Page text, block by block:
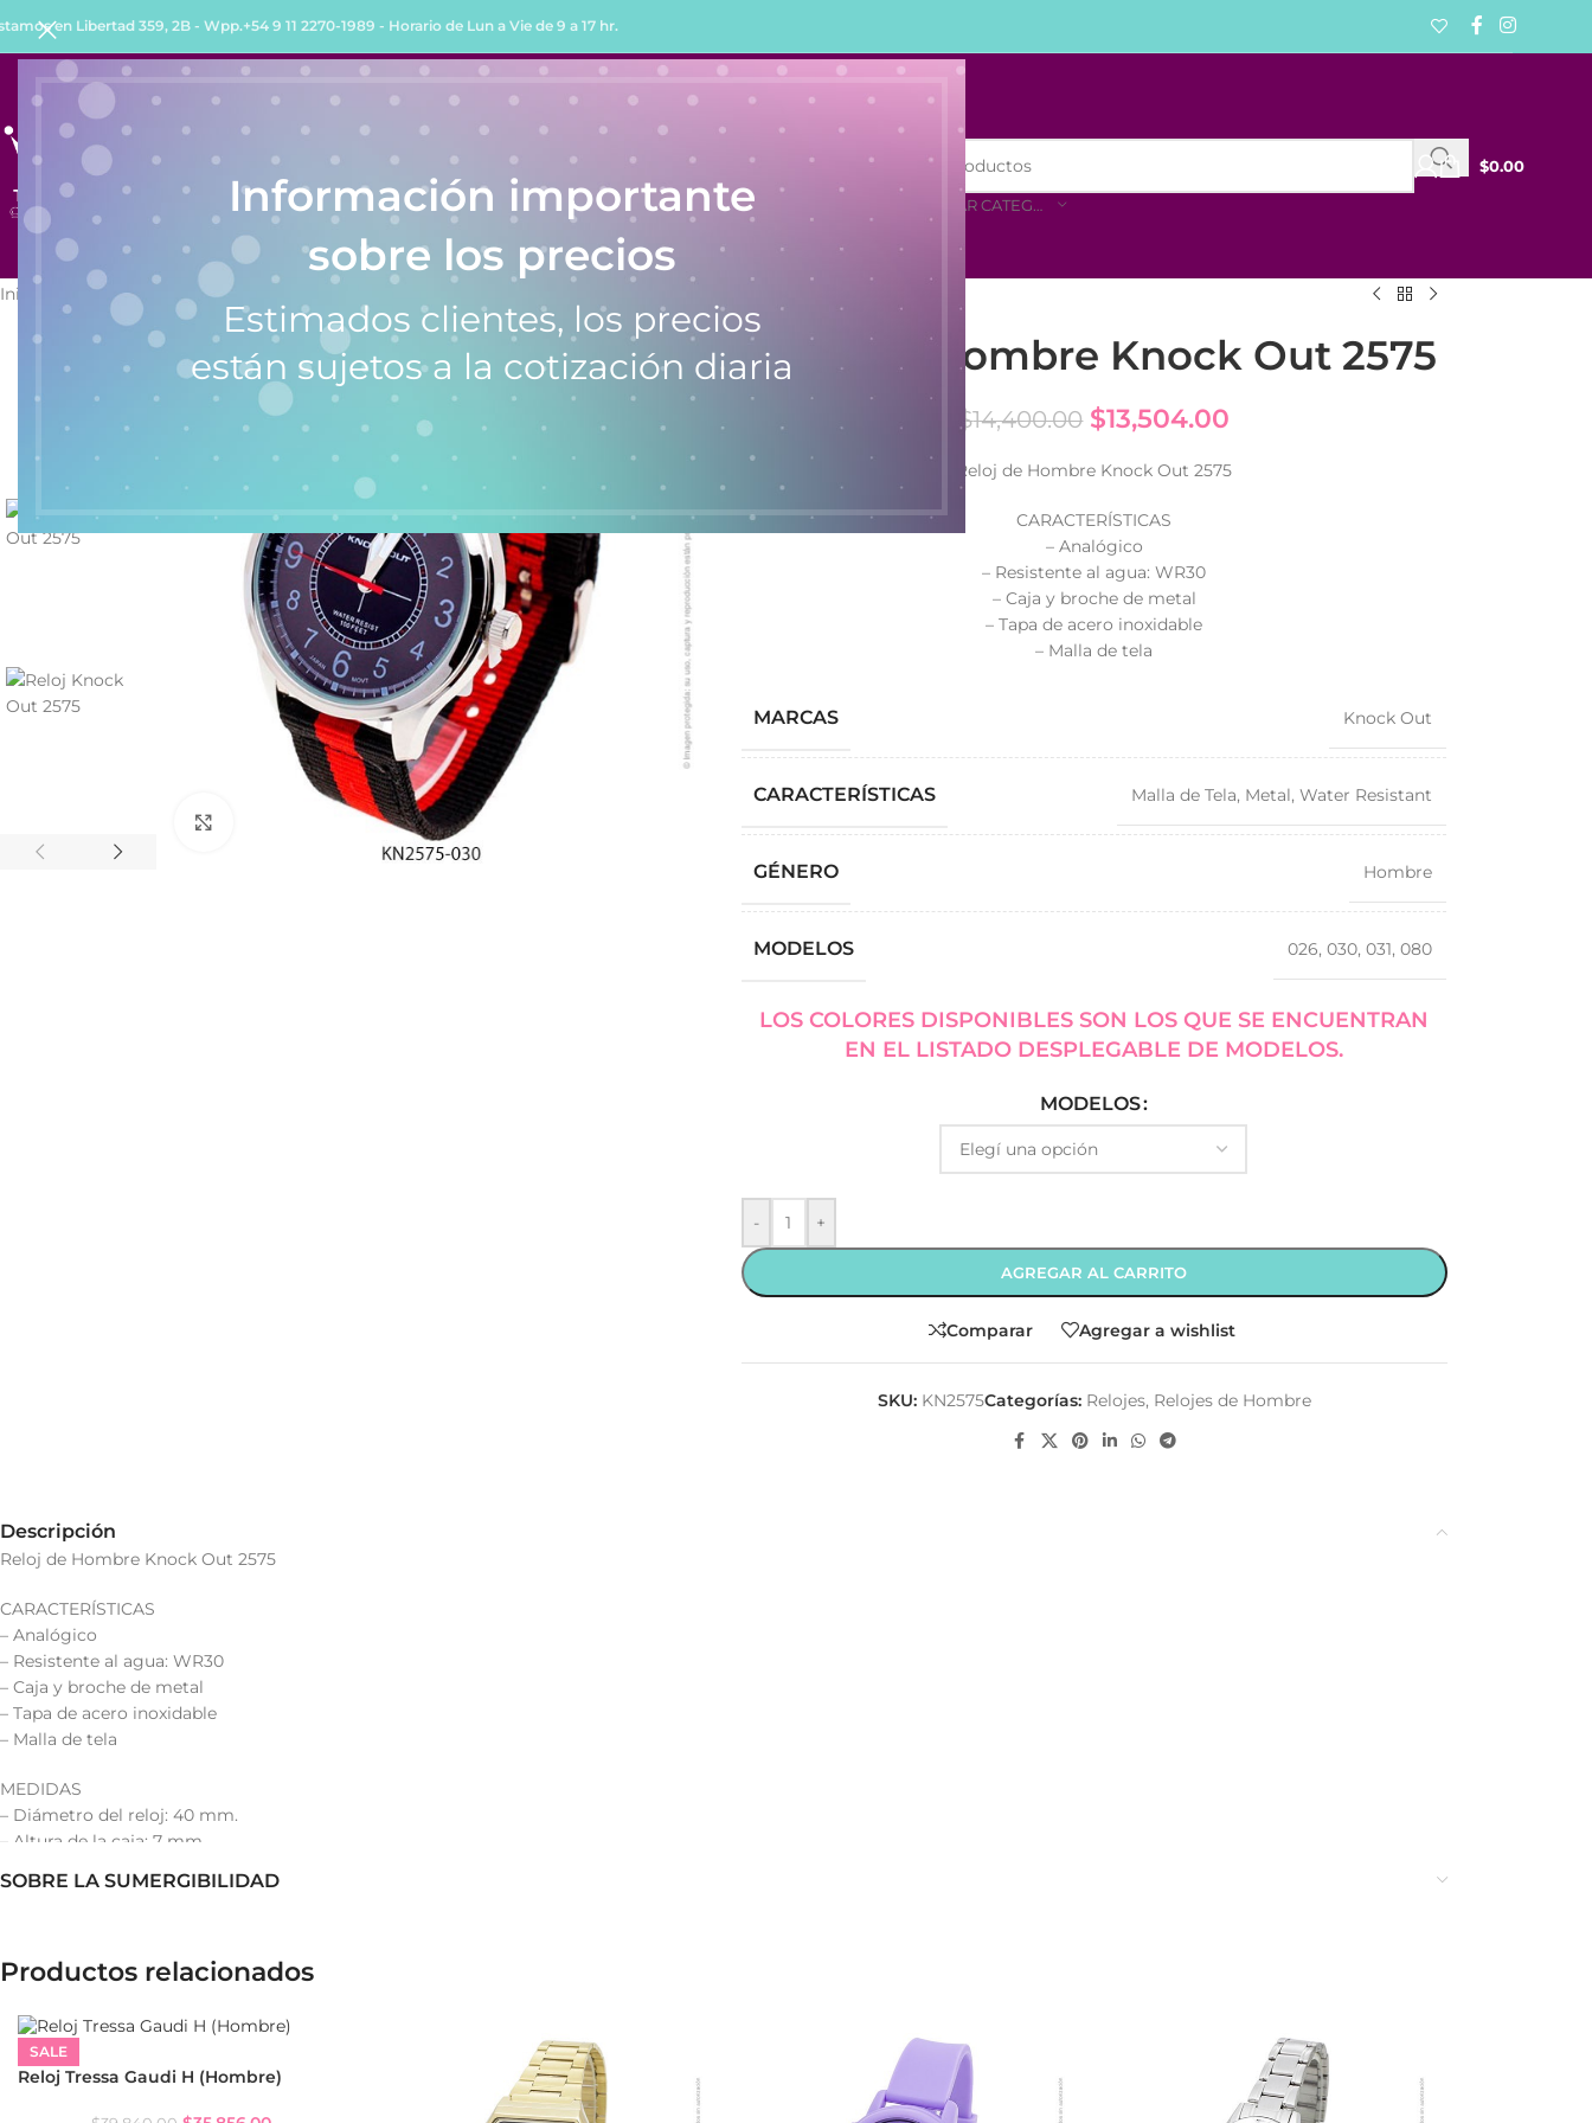
Información importante
sobre los precios
Estimados clientes, los precios
están sujetos a la cotización diaria
en Libertad 359, 2B - Wpp.+54 9 11 2270-1989 - Horario de Lun a Vie de 9 a 17 hr.
INICIO TIENDA QUIENES SOMOS COMO COMPRAR COMPRAR POR MENOR
SELECCIONAR CATEGORÍA
$0.00
Inicio Relojes /Relojes de Hombre
SALE Reloj de Hombre Knock Out 2575
$14,400.00 $13,504.00
Reloj de Hombre Knock Out 2575
CARACTERÍSTICAS
– Analógico
– Resistente al agua: WR30
– Caja y broche de metal
– Tapa de acero inoxidable
– Malla de tela
MARCAS Knock Out
CARACTERÍSTICAS Malla de Tela, Metal, Water Resistant
GÉNERO Hombre
MODELOS 026, 030, 031, 080
LOS COLORES DISPONIBLES SON LOS QUE SE ENCUENTRAN
EN EL LISTADO DESPLEGABLE DE MODELOS.
MODELOS
- +
AGREGAR AL CARRITO
Comparar Agregar a wishlist
SKU: KN2575Categorías: Relojes, Relojes de Hombre
Descripción
Reloj de Hombre Knock Out 2575
CARACTERÍSTICAS
– Analógico
– Resistente al agua: WR30
– Caja y broche de metal
– Tapa de acero inoxidable
– Malla de tela
MEDIDAS
– Diámetro del reloj: 40 mm.
– Altura de la caja: 7 mm.
– Ancho de la malla: 20 mm.
SOBRE LA SUMERGIBILIDAD
Productos relacionados
SALE
Reloj Tressa Gaudi H (Hombre)